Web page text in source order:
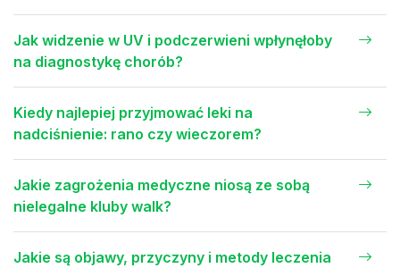
Jak widzenie w UV i podczerwieni wpłynęłoby
na diagnostykę chorób?
Kiedy najlepiej przyjmować leki na
nadciśnienie: rano czy wieczorem?
Jakie zagrożenia medyczne niosą ze sobą
nielegalne kluby walk?
Jakie są objawy, przyczyny i metody leczenia